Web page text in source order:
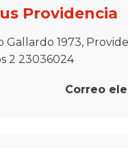
Providencia
Gallardo 1973,
2 23036024
Correo